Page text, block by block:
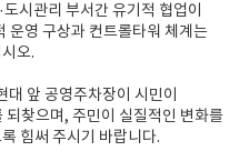
시관리 부서간 유기적 협업이
운영 구상과 컨트롤타워 체계는
오.
앞 공영주차장이 시민이
찾으며, 주민이 실질적인 변화를
힘써 주시기 바랍니다.